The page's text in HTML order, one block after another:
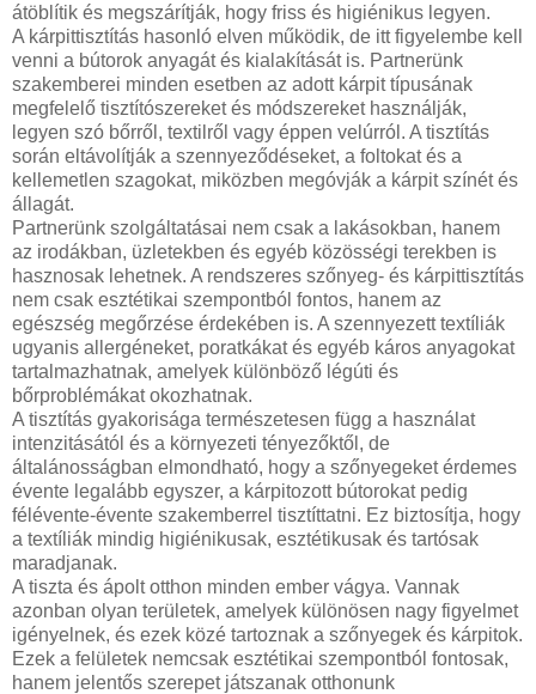
átöblítik és megszárítják, hogy friss és higiénikus legyen.
A kárpittisztítás hasonló elven működik, de itt figyelembe kell
venni a bútorok anyagát és kialakítását is. Partnerünk
szakemberei minden esetben az adott kárpit típusának
megfelelő tisztítószereket és módszereket használják,
legyen szó bőrről, textilről vagy éppen velúrról. A tisztítás
során eltávolítják a szennyeződéseket, a foltokat és a
kellemetlen szagokat, miközben megóvják a kárpit színét és
állagát.
Partnerünk szolgáltatásai nem csak a lakásokban, hanem
az irodákban, üzletekben és egyéb közösségi terekben is
hasznosak lehetnek. A rendszeres szőnyeg- és kárpittisztítás
nem csak esztétikai szempontból fontos, hanem az
egészség megőrzése érdekében is. A szennyezett textíliák
ugyanis allergéneket, poratkákat és egyéb káros anyagokat
tartalmazhatnak, amelyek különböző légúti és
bőrproblémákat okozhatnak.
A tisztítás gyakorisága természetesen függ a használat
intenzitásától és a környezeti tényezőktől, de
általánosságban elmondható, hogy a szőnyegeket érdemes
évente legalább egyszer, a kárpitozott bútorokat pedig
félévente-évente szakemberrel tisztíttatni. Ez biztosítja, hogy
a textíliák mindig higiénikusak, esztétikusak és tartósak
maradjanak.
A tiszta és ápolt otthon minden ember vágya. Vannak
azonban olyan területek, amelyek különösen nagy figyelmet
igényelnek, és ezek közé tartoznak a szőnyegek és kárpitok.
Ezek a felületek nemcsak esztétikai szempontból fontosak,
hanem jelentős szerepet játszanak otthonunk